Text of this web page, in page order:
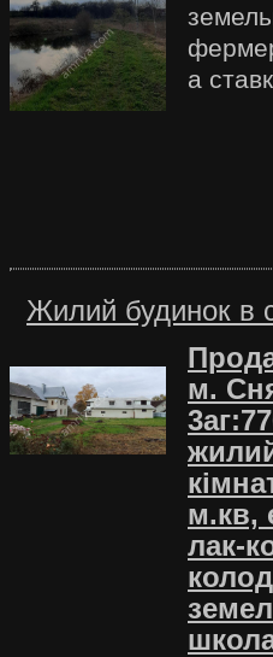
а
Жилий будинок в
м.
м.кв,
лак-